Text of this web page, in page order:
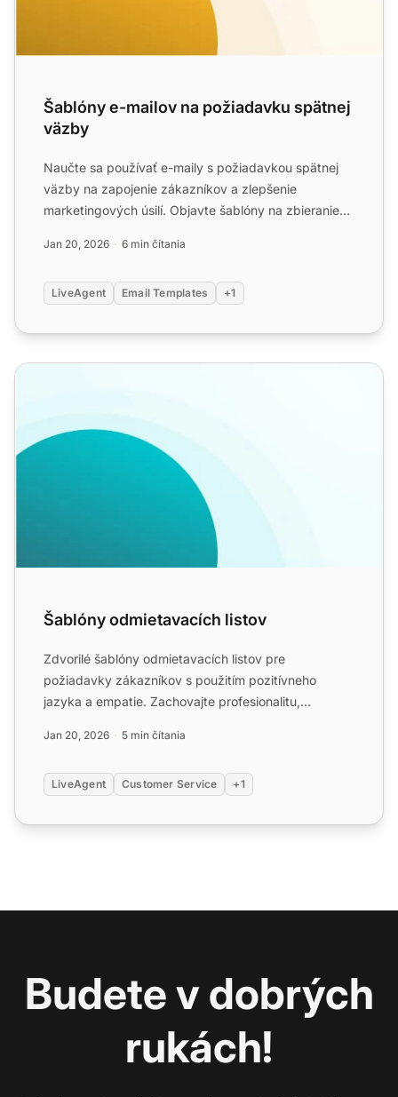
Šablóny e-mailov na požiadavku spätnej
väzby
Naučte sa používať e-maily s požiadavkou spätnej
väzby na zapojenie zákazníkov a zlepšenie
marketingových úsilí. Objavte šablóny na zbieranie
Jan 20, 2026 6 min čítania
LiveAgent Email Templates +1
Šablóny odmietavacích listov
Šablóny odmietavacích listov
Zdvorilé šablóny odmietavacích listov pre
požiadavky zákazníkov s použitím pozitívneho
jazyka a empatie. Zachovajte profesionalitu,
Jan 20, 2026 5 min čítania
LiveAgent Customer Service +1
Budete v dobrých
rukách!